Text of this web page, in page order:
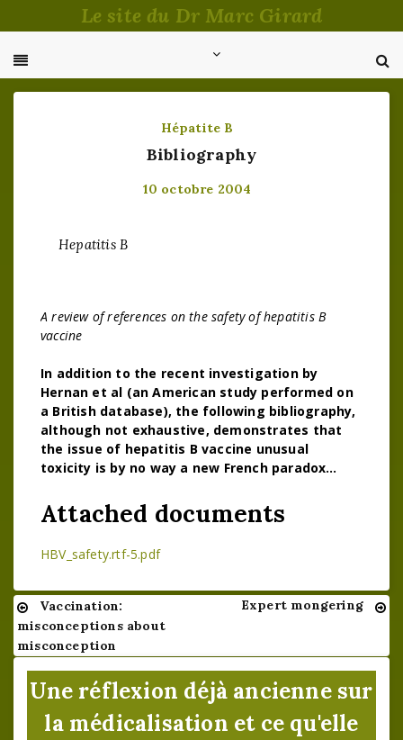
au
Le site du Dr Marc Girard
Hépatite B
Bibliography
10 octobre 2004
Hepatitis B
A review of references on the safety of hepatitis B
vaccine
In addition to the recent investigation by
Hernan et al (an American study performed on
a British database), the following bibliography,
although not exhaustive, demonstrates that
the issue of hepatitis B vaccine unusual
toxicity is by no way a new French paradox…
Attached documents
HBV_safety.rtf-5.pdf
Navigation
de
l’article
Vaccination:
misconceptions about
misconception
Expert mongering
Une réflexion déjà ancienne sur
la médicalisation et ce qu'elle